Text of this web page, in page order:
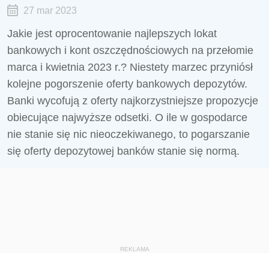
27 mar 2023
Jakie jest oprocentowanie najlepszych lokat
bankowych i kont oszczędnościowych na przełomie
marca i kwietnia 2023 r.? Niestety marzec przyniósł
kolejne pogorszenie oferty bankowych depozytów.
Banki wycofują z oferty najkorzystniejsze propozycje
obiecujące najwyższe odsetki. O ile w gospodarce
nie stanie się nic nieoczekiwanego, to pogarszanie
się oferty depozytowej banków stanie się normą.
REKLAMA